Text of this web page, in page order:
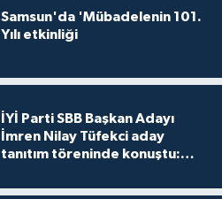
Samsun'da 'Mübadelenin 101.
Yılı etkinliği
İYİ Parti SBB Başkan Adayı
İmren Nilay Tüfekci aday
tanıtım töreninde konuştu: